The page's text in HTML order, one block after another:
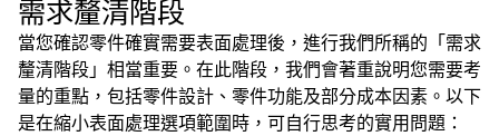
需求釐清階段
當您確認零件確實需要表面處理後，進行我們所稱的「需求
釐清階段」相當重要。在此階段，我們會著重說明您需要考
量的重點，包括零件設計、零件功能及部分成本因素。以下
是在縮小表面處理選項範圍時，可自行思考的實用問題：